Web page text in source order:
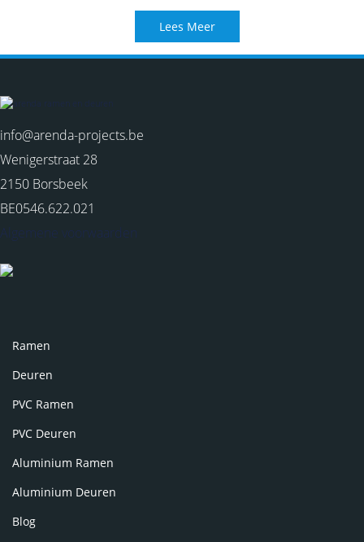
Lees Meer
info@arenda-projects.be
Wenigerstraat 28
2150 Borsbeek
BE0546.622.021
Algemene voorwaarden
Ramen
Deuren
PVC Ramen
PVC Deuren
Aluminium Ramen
Aluminium Deuren
Blog